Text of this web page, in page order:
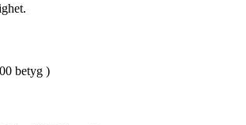
betyg )